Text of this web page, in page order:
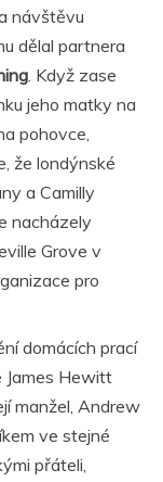
návštěvu
dělal partnera
. Když zase
jeho matky na
pohovce,
že londýnské
a Camilly
nacházely
Grove v
pro
domácích prací
James Hewitt
manžel, Andrew
ve stejné
přáteli,